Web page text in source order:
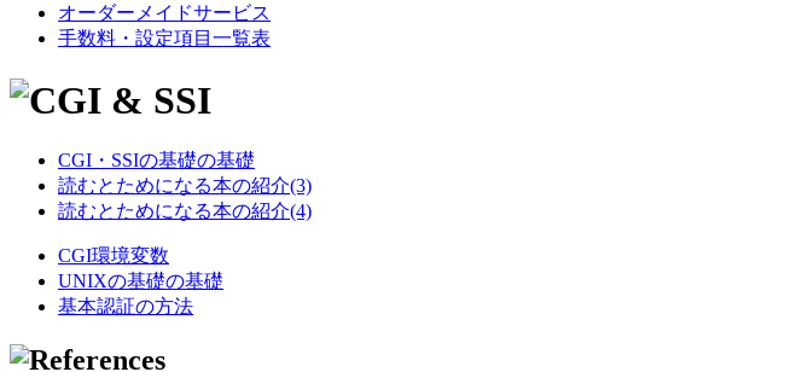
オーダーメイドサービス
手数料・設定項目一覧表
CGI・SSIの基礎の基礎
読むとためになる本の紹介(3)
読むとためになる本の紹介(4)
CGI環境変数
UNIXの基礎の基礎
基本認証の方法